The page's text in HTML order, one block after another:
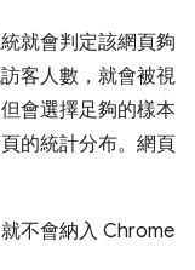
就會判定該網頁夠
客人數，就會被視
會選擇足夠的樣本
的統計分布。網頁
不會納入 Chrome